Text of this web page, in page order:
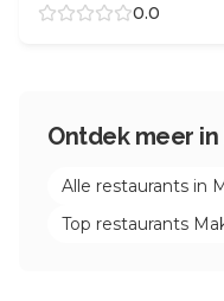
0.0
Ontdek meer in
Alle restaurants in
Top restaurants